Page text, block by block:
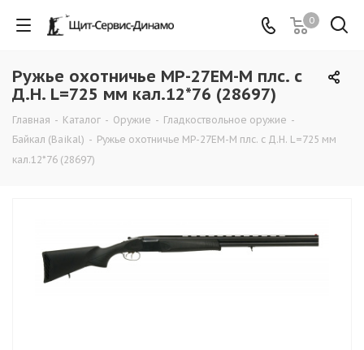
0
Ружье охотничье МР-27ЕМ-М плс. с
Д.Н. L=725 мм кал.12*76 (28697)
Главная - Каталог - Оружие - Гладкоствольное оружие -
Байкал (Baikal) - Ружье охотничье МР-27ЕМ-М плс. с Д.Н. L=725 мм
кал.12*76 (28697)